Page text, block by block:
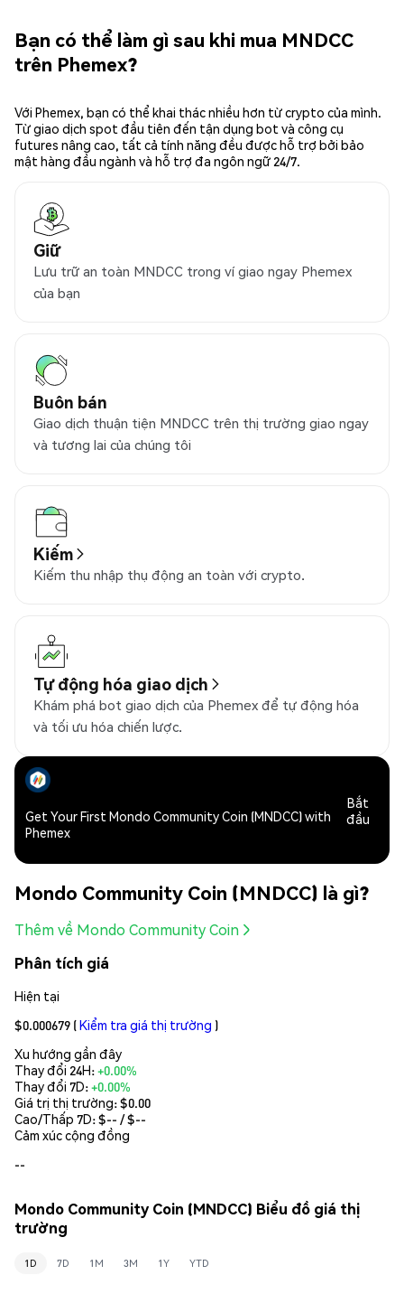
Bạn có thể làm gì sau khi mua MNDCC
trên Phemex?
Với Phemex, bạn có thể khai thác nhiều hơn từ crypto của mình.
Từ giao dịch spot đầu tiên đến tận dụng bot và công cụ
futures nâng cao, tất cả tính năng đều được hỗ trợ bởi bảo
mật hàng đầu ngành và hỗ trợ đa ngôn ngữ 24/7.
Giữ
Lưu trữ an toàn MNDCC trong ví giao ngay Phemex
của bạn
Buôn bán
Giao dịch thuận tiện MNDCC trên thị trường giao ngay
và tương lai của chúng tôi
Kiếm
Kiếm thu nhập thụ động an toàn với crypto.
Tự động hóa giao dịch
Khám phá bot giao dịch của Phemex để tự động hóa
và tối ưu hóa chiến lược.
Get Your First Mondo Community Coin (MNDCC) with
Phemex
Bắt
đầu
Mondo Community Coin (MNDCC) là gì?
Thêm về Mondo Community Coin
Phân tích giá
Hiện tại
$0.000679 (Kiểm tra giá thị trường )
Xu hướng gần đây
Thay đổi 24H:+0.00%
Thay đổi 7D:+0.00%
Giá trị thị trường:$0.00
Cao/Thấp 7D: $-- / $--
Cảm xúc cộng đồng
--
Mondo Community Coin (MNDCC) Biểu đồ giá thị
trường
1D 7D 1M 3M 1Y YTD